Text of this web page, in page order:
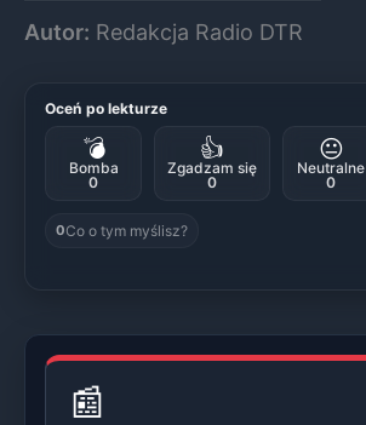
Autor: Redakcja Radio DTR
Oceń po lekturze
💣
Bomba
0
👍
Zgadzam się
0
😐
Neutralne
0
0Co o tym myślisz?
📰